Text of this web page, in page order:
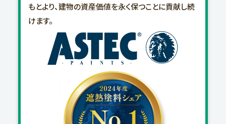
もとより、建物の資産価値を永く保つことに貢献し続
けます。